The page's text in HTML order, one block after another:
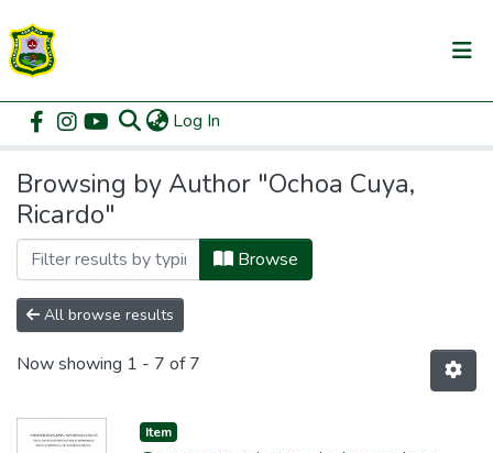
Log In
Communities & Collections
All of DSpace
Home Browse by Author
Browsing by Author "Ochoa Cuya,
Ricardo"
Browse
All browse results
Now showing 1 - 7 of 7
Item